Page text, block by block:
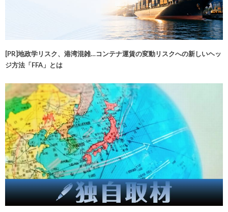
[PR]地政学リスク、港湾混雑…コンテナ運賃の変動リスクへの新しいヘッ
ジ方法「FFA」とは